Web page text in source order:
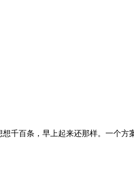
千百条，早上起来还那样。一个方